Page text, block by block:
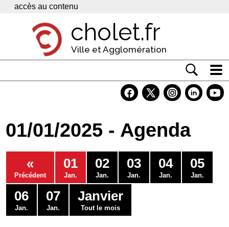
Panneau de gestion des cookies
accès au contenu
cholet.fr
Ville et Agglomération
Economie
Services
Contacts
01/01/2025 - Agenda
«
Précédent
01
Jan.
02
Jan.
03
Jan.
04
Jan.
05
Jan.
06
Jan.
07
Jan.
Janvier
Tout le mois